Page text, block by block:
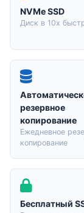
NVMe SSD
Диск в 10x
резервное
копирование
Ежедневное
копирование
Бесплатный